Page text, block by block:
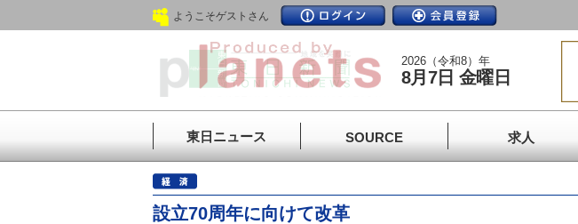
ようこそゲストさん
2026（令和8）年
8月7日 金曜日
東日ニュース SOURCE 求人
設立70周年に向けて改革